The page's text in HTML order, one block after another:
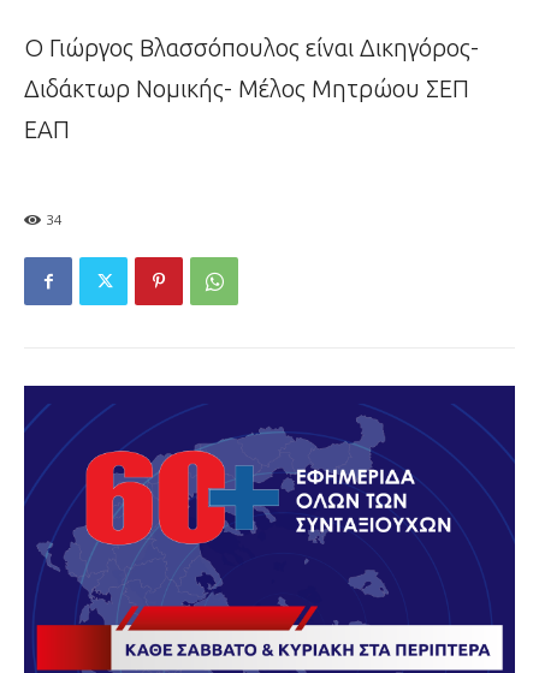
Ο Γιώργος Βλασσόπουλος είναι Δικηγόρος-
Διδάκτωρ Νομικής- Μέλος Μητρώου ΣΕΠ
ΕΑΠ
34